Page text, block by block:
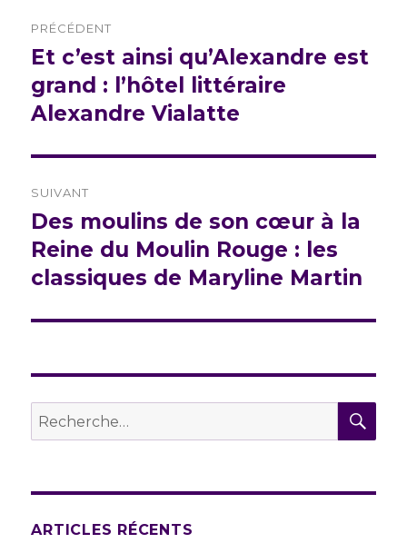
de
l’article
PRÉCÉDENT
Publication
précédente :
Et c’est ainsi qu’Alexandre est
grand : l’hôtel littéraire
Alexandre Vialatte
SUIVANT
Publication
suivante :
Des moulins de son cœur à la
Reine du Moulin Rouge : les
classiques de Maryline Martin
Recherche
pour :
ARTICLES RÉCENTS